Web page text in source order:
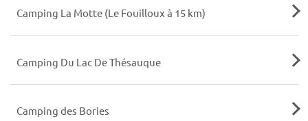
Camping La Motte (Le Fouilloux à 15 km)
Camping Du Lac De Thésauque
Camping des Bories